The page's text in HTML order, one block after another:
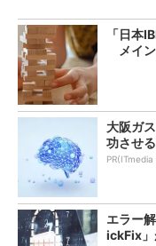
「日本
メイン
大阪ガ
功させ
エラー
ickFix